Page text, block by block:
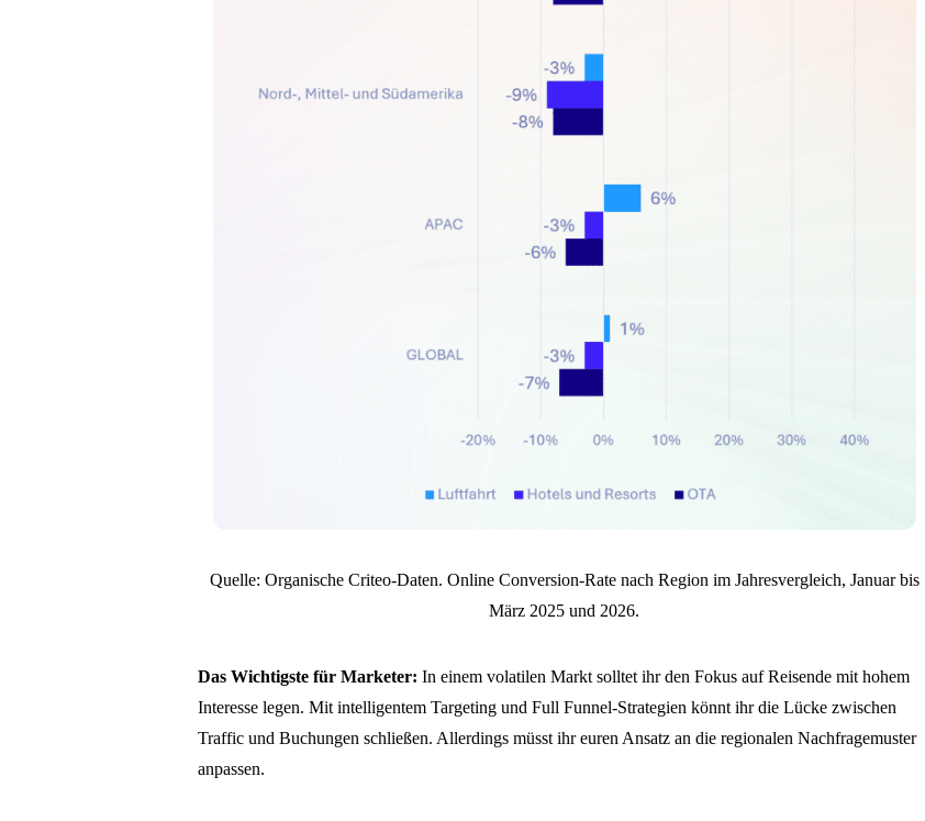
Quelle: Organische Criteo-Daten. Online Conversion-Rate nach Region im Jahresvergleich, Januar bis
März 2025 und 2026.
Das Wichtigste für Marketer: In einem volatilen Markt solltet ihr den Fokus auf Reisende mit hohem
Interesse legen. Mit intelligentem Targeting und Full Funnel-Strategien könnt ihr die Lücke zwischen
Traffic und Buchungen schließen. Allerdings müsst ihr euren Ansatz an die regionalen Nachfragemuster
anpassen.